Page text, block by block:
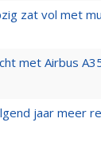
zat vol met
met Airbus
jaar meer